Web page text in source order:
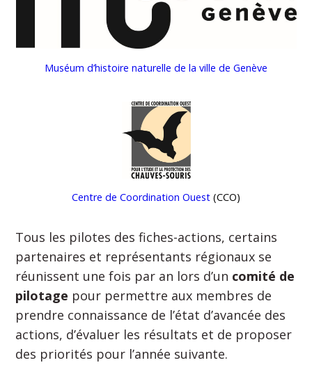
Muséum d’histoire naturelle de la ville de Genève
Centre de Coordination Ouest (CCO)
Tous les pilotes des fiches-actions, certains
partenaires et représentants régionaux se
réunissent une fois par an lors d’un comité de
pilotage pour permettre aux membres de
prendre connaissance de l’état d’avancée des
actions, d’évaluer les résultats et de proposer
des priorités pour l’année suivante.